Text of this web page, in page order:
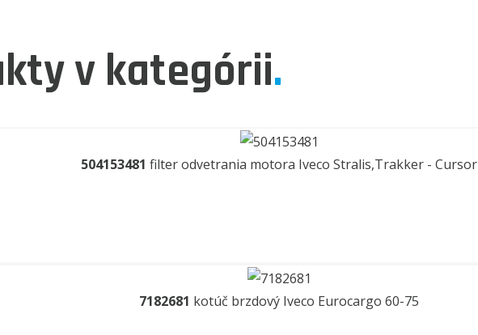
v kategórii.
504153481 filter odvetrania motora Iveco Stralis,Trakker - Cursor
7182681 kotúč brzdový Iveco Eurocargo 60-75